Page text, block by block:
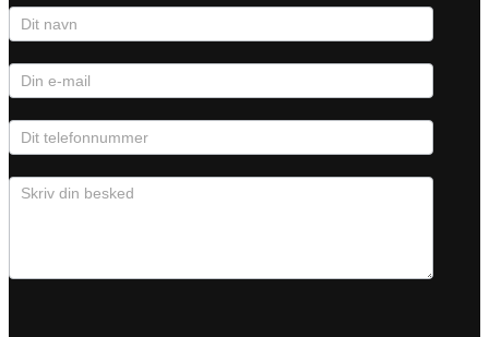
Kontaktformular